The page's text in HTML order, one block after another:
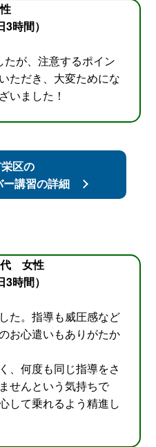
時間）
が、注意するポイン
ただき、大変ためにな
いました！
区の
講習の詳細
代 女性
時間）
た。指導も威圧感など
お心遣いもありがたか
、何度も同じ指導をさ
せんという気持ちで
して乗れるよう精進し